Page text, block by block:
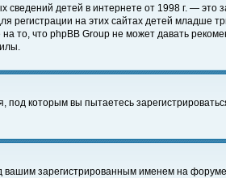
сведений детей в интернете от 1998 г. —
регистрации на этих сайтах детей младше
то, что phpBB Group не может давать
которым вы пытаетесь
зарегистрированным именем на